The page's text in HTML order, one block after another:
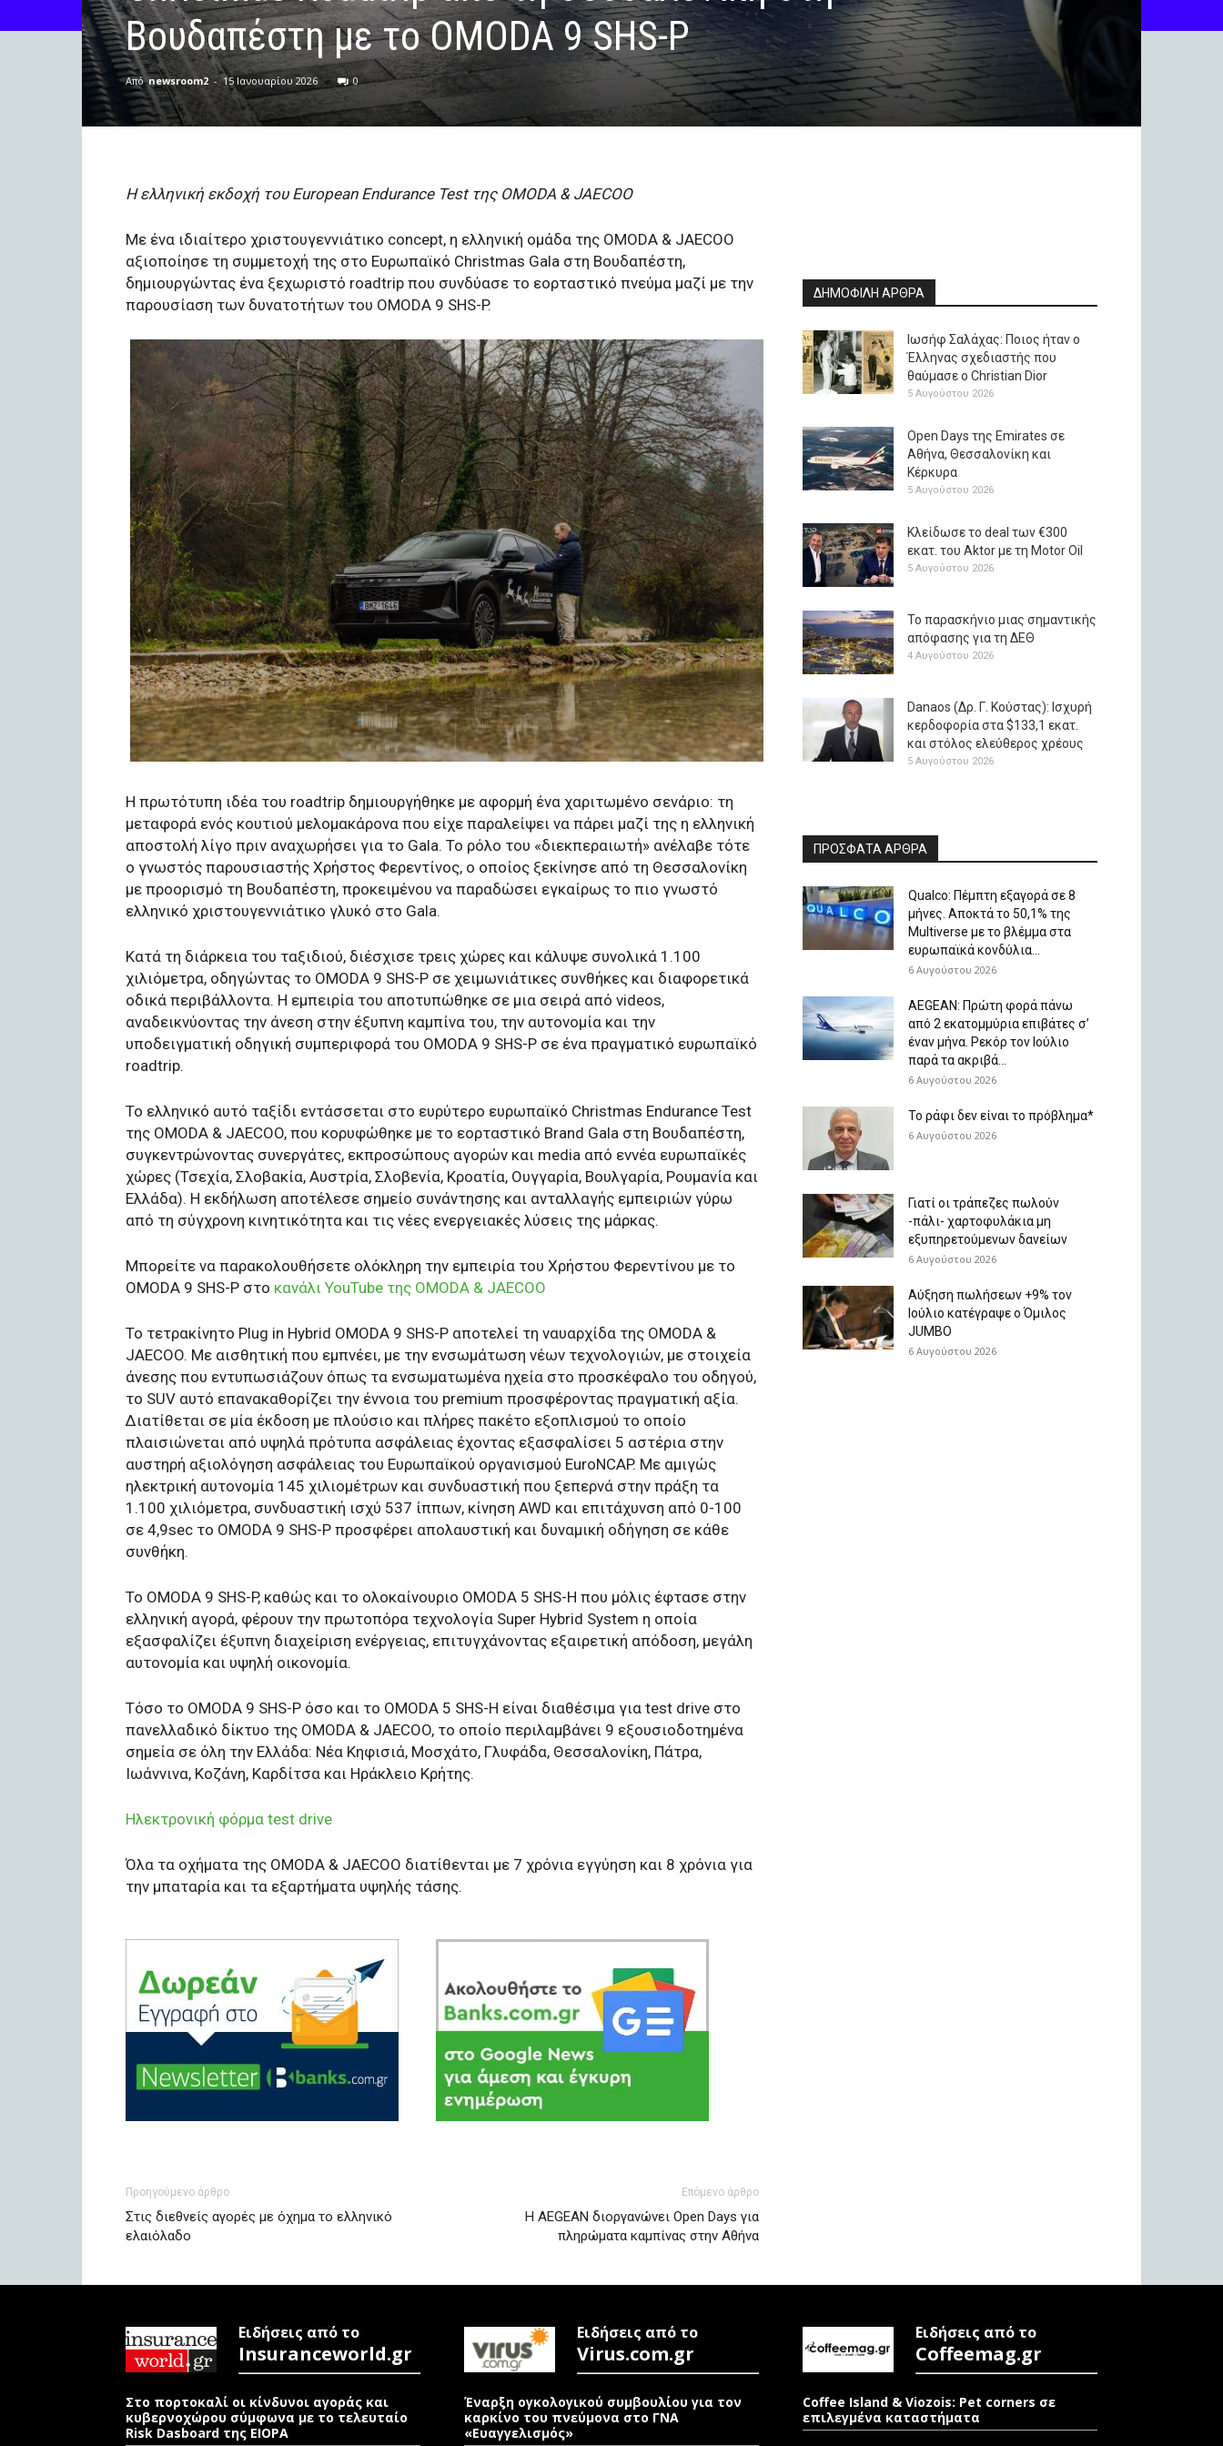
Βουδαπέστη με το OMODA 9 SHS-P
Από newsroom2 - 15 Ιανουαρίου 2026 0
Η ελληνική εκδοχή του European Endurance Test της OMODA & JAECOO
Με ένα ιδιαίτερο χριστουγεννιάτικο concept, η ελληνική ομάδα της OMODA & JAECOO
αξιοποίησε τη συμμετοχή της στο Ευρωπαϊκό Christmas Gala στη Βουδαπέστη,
δημιουργώντας ένα ξεχωριστό roadtrip που συνδύασε το εορταστικό πνεύμα μαζί με την
παρουσίαση των δυνατοτήτων του OMODA 9 SHS-P.
Η πρωτότυπη ιδέα του roadtrip δημιουργήθηκε με αφορμή ένα χαριτωμένο σενάριο: τη
μεταφορά ενός κουτιού μελομακάρονα που είχε παραλείψει να πάρει μαζί της η ελληνική
αποστολή λίγο πριν αναχωρήσει για το Gala. To ρόλο του «διεκπεραιωτή» ανέλαβε τότε
ο γνωστός παρουσιαστής Χρήστος Φερεντίνος, ο οποίος ξεκίνησε από τη Θεσσαλονίκη
με προορισμό τη Βουδαπέστη, προκειμένου να παραδώσει εγκαίρως το πιο γνωστό
ελληνικό χριστουγεννιάτικο γλυκό στο Gala.
Κατά τη διάρκεια του ταξιδιού, διέσχισε τρεις χώρες και κάλυψε συνολικά 1.100
χιλιόμετρα, οδηγώντας το OMODA 9 SHS-P σε χειμωνιάτικες συνθήκες και διαφορετικά
οδικά περιβάλλοντα. Η εμπειρία του αποτυπώθηκε σε μια σειρά από videos,
αναδεικνύοντας την άνεση στην έξυπνη καμπίνα του, την αυτονομία και την
υποδειγματική οδηγική συμπεριφορά του OMODA 9 SHS-P σε ένα πραγματικό ευρωπαϊκό
roadtrip.
Το ελληνικό αυτό ταξίδι εντάσσεται στο ευρύτερο ευρωπαϊκό Christmas Endurance Test
της OMODA & JAECOO, που κορυφώθηκε με το εορταστικό Brand Gala στη Βουδαπέστη,
συγκεντρώνοντας συνεργάτες, εκπροσώπους αγορών και media από εννέα ευρωπαϊκές
χώρες (Τσεχία, Σλοβακία, Αυστρία, Σλοβενία, Κροατία, Ουγγαρία, Βουλγαρία, Ρουμανία και
Ελλάδα). Η εκδήλωση αποτέλεσε σημείο συνάντησης και ανταλλαγής εμπειριών γύρω
από τη σύγχρονη κινητικότητα και τις νέες ενεργειακές λύσεις της μάρκας.
Μπορείτε να παρακολουθήσετε ολόκληρη την εμπειρία του Χρήστου Φερεντίνου με το
OMODA 9 SHS-P στο κανάλι YouTube της OMODA & JAECOO
Το τετρακίνητο Plug in Hybrid OMODA 9 SHS-P αποτελεί τη ναυαρχίδα της OMODA &
JAECOO. Με αισθητική που εμπνέει, με την ενσωμάτωση νέων τεχνολογιών, με στοιχεία
άνεσης που εντυπωσιάζουν όπως τα ενσωματωμένα ηχεία στο προσκέφαλο του οδηγού,
το SUV αυτό επανακαθορίζει την έννοια του premium προσφέροντας πραγματική αξία.
Διατίθεται σε μία έκδοση με πλούσιο και πλήρες πακέτο εξοπλισμού το οποίο
πλαισιώνεται από υψηλά πρότυπα ασφάλειας έχοντας εξασφαλίσει 5 αστέρια στην
αυστηρή αξιολόγηση ασφάλειας του Ευρωπαϊκού οργανισμού EuroNCAP. Με αμιγώς
ηλεκτρική αυτονομία 145 χιλιομέτρων και συνδυαστική που ξεπερνά στην πράξη τα
1.100 χιλιόμετρα, συνδυαστική ισχύ 537 ίππων, κίνηση AWD και επιτάχυνση από 0-100
σε 4,9sec το OMODA 9 SHS-P προσφέρει απολαυστική και δυναμική οδήγηση σε κάθε
συνθήκη.
Το OMODA 9 SHS-P, καθώς και το ολοκαίνουριο OMODA 5 SHS-H που μόλις έφτασε στην
ελληνική αγορά, φέρουν την πρωτοπόρα τεχνολογία Super Hybrid System η οποία
εξασφαλίζει έξυπνη διαχείριση ενέργειας, επιτυγχάνοντας εξαιρετική απόδοση, μεγάλη
αυτονομία και υψηλή οικονομία.
Τόσο το OMODA 9 SHS-P όσο και το OMODA 5 SHS-H είναι διαθέσιμα για test drive στο
πανελλαδικό δίκτυο της OMODA & JAECOO, το οποίο περιλαμβάνει 9 εξουσιοδοτημένα
σημεία σε όλη την Ελλάδα: Νέα Κηφισιά, Μοσχάτο, Γλυφάδα, Θεσσαλονίκη, Πάτρα,
Ιωάννινα, Κοζάνη, Καρδίτσα και Ηράκλειο Κρήτης.
Ηλεκτρονική φόρμα test drive
Όλα τα οχήματα της OMODA & JAECOO διατίθενται με 7 χρόνια εγγύηση και 8 χρόνια για
την μπαταρία και τα εξαρτήματα υψηλής τάσης.
Προηγούμενο άρθρο
Στις διεθνείς αγορές με όχημα το ελληνικό
ελαιόλαδο
Επόμενο άρθρο
Η AEGEAN διοργανώνει Open Days για
πληρώματα καμπίνας στην Αθήνα
ΔΗΜΟΦΙΛΗ ΑΡΘΡΑ
Ιωσήφ Σαλάχας: Ποιος ήταν ο
Έλληνας σχεδιαστής που
θαύμασε ο Christian Dior
5 Αυγούστου 2026
Open Days της Emirates σε
Αθήνα, Θεσσαλονίκη και
Κέρκυρα
5 Αυγούστου 2026
Κλείδωσε το deal των €300
εκατ. του Aktor με τη Μotor Oil
5 Αυγούστου 2026
Το παρασκήνιο μιας σημαντικής
απόφασης για τη ΔΕΘ
4 Αυγούστου 2026
Danaos (Δρ. Γ. Κούστας): Ισχυρή
κερδοφορία στα $133,1 εκατ.
και στόλος ελεύθερος χρέους
5 Αυγούστου 2026
ΠΡΟΣΦΑΤΑ ΑΡΘΡΑ
Qualco: Πέμπτη εξαγορά σε 8
μήνες. Aποκτά το 50,1% της
Multiverse με το βλέμμα στα
ευρωπαϊκά κονδύλια...
6 Αυγούστου 2026
AEGEAN: Πρώτη φορά πάνω
από 2 εκατομμύρια επιβάτες σ’
έναν μήνα. Ρεκόρ τον Ιούλιο
παρά τα ακριβά...
6 Αυγούστου 2026
Το ράφι δεν είναι το πρόβλημα*
6 Αυγούστου 2026
Γιατί οι τράπεζες πωλούν
-πάλι- χαρτοφυλάκια μη
εξυπηρετούμενων δανείων
6 Αυγούστου 2026
Aύξηση πωλήσεων +9% τον
Ιούλιο κατέγραψε ο Όμιλος
JUMBO
6 Αυγούστου 2026
Ειδήσεις από το
Insuranceworld.gr
Στο πορτοκαλί οι κίνδυνοι αγοράς και
κυβερνοχώρου σύμφωνα με το τελευταίο
Risk Dasboard της EIOPA
Ειδήσεις από το
Virus.com.gr
Έναρξη ογκολογικού συμβουλίου για τον
καρκίνο του πνεύμονα στο ΓΝΑ
«Ευαγγελισμός»
Ειδήσεις από το
Coffeemag.gr
Coffee Island & Viozois: Pet corners σε
επιλεγμένα καταστήματα